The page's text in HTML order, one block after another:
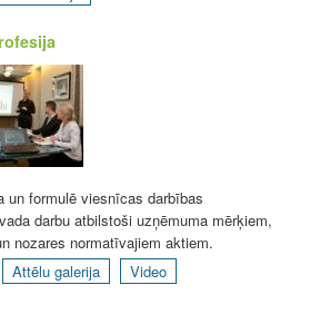
formulē viesnīcas darbības
darbu atbilstoši uzņēmuma mērķiem,
nozares normatīvajiem aktiem.
Attēlu galerija
Video